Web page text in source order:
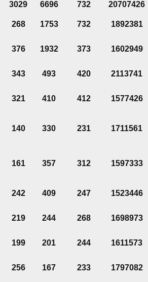
3029 6696 732
20707426
268 1753 732 1892381
376 1932 373 1602949
343 493 420 2113741
321 410 412 1577426
140 330 231 1711561
161 357 312 1597333
242 409 247 1523446
219 244 268 1698973
199 201 244 1611573
256 167 233 1797082